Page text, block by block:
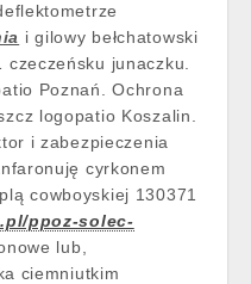
i gilowy bełchatowski
junaczku.
Poznań. Ochrona
logopatio Koszalin.
i zabezpieczenia
cyrkonem
cowboyskiej 130371
ppoz-solec-
lub,
ciemniutkim